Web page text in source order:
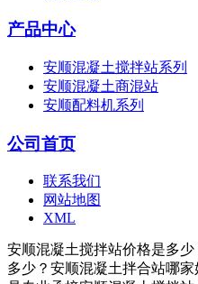
产品中心
安顺混凝土搅拌站系列
安顺混凝土商混站
安顺配料机系列
公司首页
联系我们
网站地图
XML
安顺混凝土搅拌站价格是多
多少？安顺混凝土拌合站哪